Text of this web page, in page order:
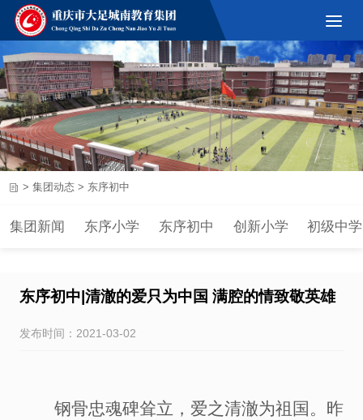
集团新闻 东序小学 东序初中 创新小学 初级中学
> 集团动态> 东序初中
东序初中|清澈的爱只为中国 满腔的情致敬英雄
发布时间：2021-03-02
钢骨忠魂碑耸立，爱之清澈为祖国。昨